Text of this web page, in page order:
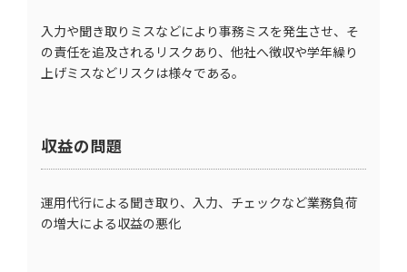
入力や聞き取りミスなどにより事務ミスを発生させ、そ
の責任を追及されるリスクあり、他社へ徴収や学年繰り
上げミスなどリスクは様々である。
収益の問題
運用代行による聞き取り、入力、チェックなど業務負荷
の増大による収益の悪化